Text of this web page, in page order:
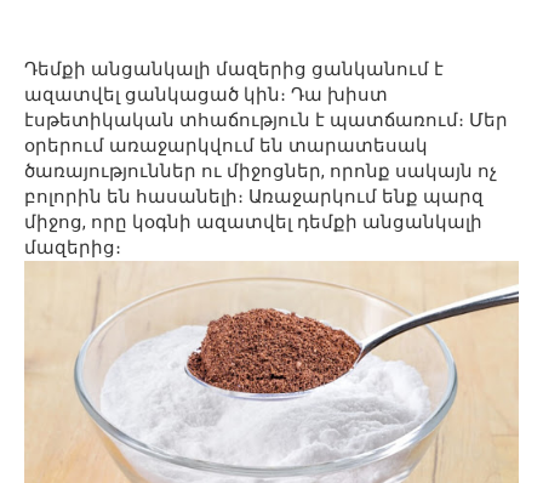
Դեմքի անցանկալի մազերից ցանկանում է
ազատվել ցանկացած կին։ Դա խիստ
էսթետիկական տհաճություն է պատճառում։ Մեր
օրերում առաջարկվում են տարատեսակ
ծառայություններ ու միջոցներ, որոնք սակայն ոչ
բոլորին են հասանելի։ Առաջարկում ենք պարզ
միջոց, որը կօգնի ազատվել դեմքի անցանկալի
մազերից։